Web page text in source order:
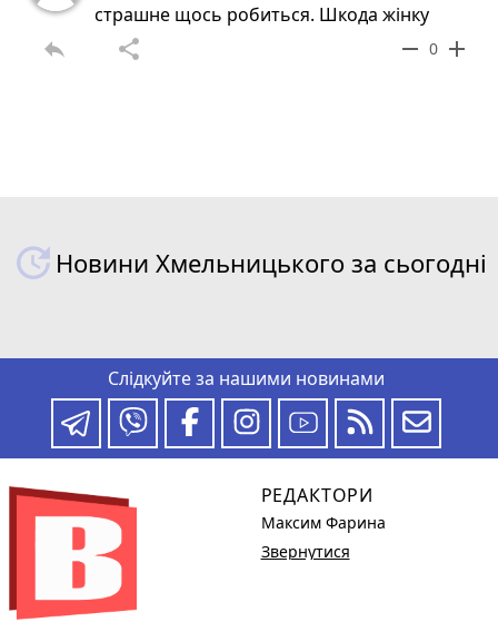
страшне щось робиться. Шкода жінку
reply share remove 0 add
Новини Хмельницького за сьогодні
Слідкуйте за нашими новинами
РЕДАКТОРИ
Максим Фарина
Звернутися